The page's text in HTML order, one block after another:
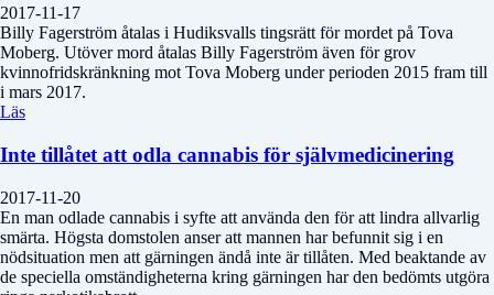
2017-11-17
Billy Fagerström åtalas i Hudiksvalls tingsrätt för mordet på Tova
Moberg. Utöver mord åtalas Billy Fagerström även för grov
kvinnofridskränkning mot Tova Moberg under perioden 2015 fram till
i mars 2017.
Läs
Inte tillåtet att odla cannabis för självmedicinering
2017-11-20
En man odlade cannabis i syfte att använda den för att lindra allvarlig
smärta. Högsta domstolen anser att mannen har befunnit sig i en
nödsituation men att gärningen ändå inte är tillåten. Med beaktande av
de speciella omständigheterna kring gärningen har den bedömts utgöra